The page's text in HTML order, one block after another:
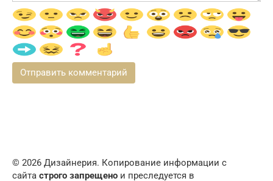
© 2026 Дизайнерия. Копирование информации с
сайта строго запрещено и преследуется в